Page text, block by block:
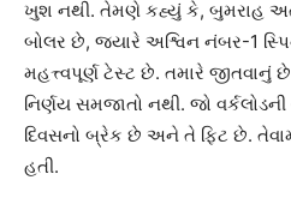
ખુશ નથી. તેમણે કહ્યું કે, બુમરાહ
બોલર છે, જ્યારે અશ્વિન નંબર-1
મહત્ત્વપૂર્ણ ટેસ્ટ છે. તમારે જીતવાનું
નિર્ણય સમજાતો નથી. જો
દિવસનો બ્રેક છે અને તે ફિટ છે.
હતી.